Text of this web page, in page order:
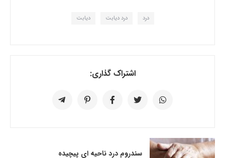
درد درد دیابت دیابت
اشتراک گذاری:
سندروم درد ناحیه­ ای پیچیده